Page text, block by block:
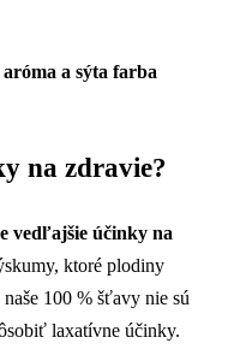
a sýta farba
na zdravie?
vedľajšie účinky na
ktoré plodiny
100 % šťavy nie sú
laxatívne účinky.